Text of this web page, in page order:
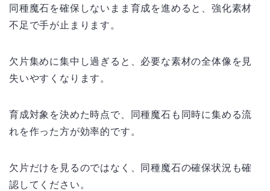
同種魔石を確保しないまま育成を進めると、強化素材
不足で手が止まります。
欠片集めに集中し過ぎると、必要な素材の全体像を見
失いやすくなります。
育成対象を決めた時点で、同種魔石も同時に集める流
れを作った方が効率的です。
欠片だけを見るのではなく、同種魔石の確保状況も確
認してください。